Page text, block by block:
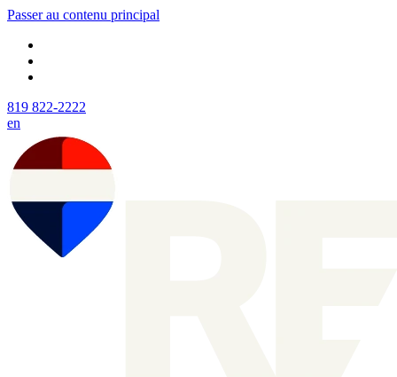
Passer au contenu principal
819 822-2222
en